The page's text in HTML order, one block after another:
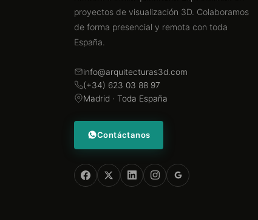
proyectos de visualización 3D. Colaboramos
de forma presencial y remota con toda
España.
info@arquitecturas3d.com
(+34) 623 03 88 97
Madrid · Toda España
Contáctanos